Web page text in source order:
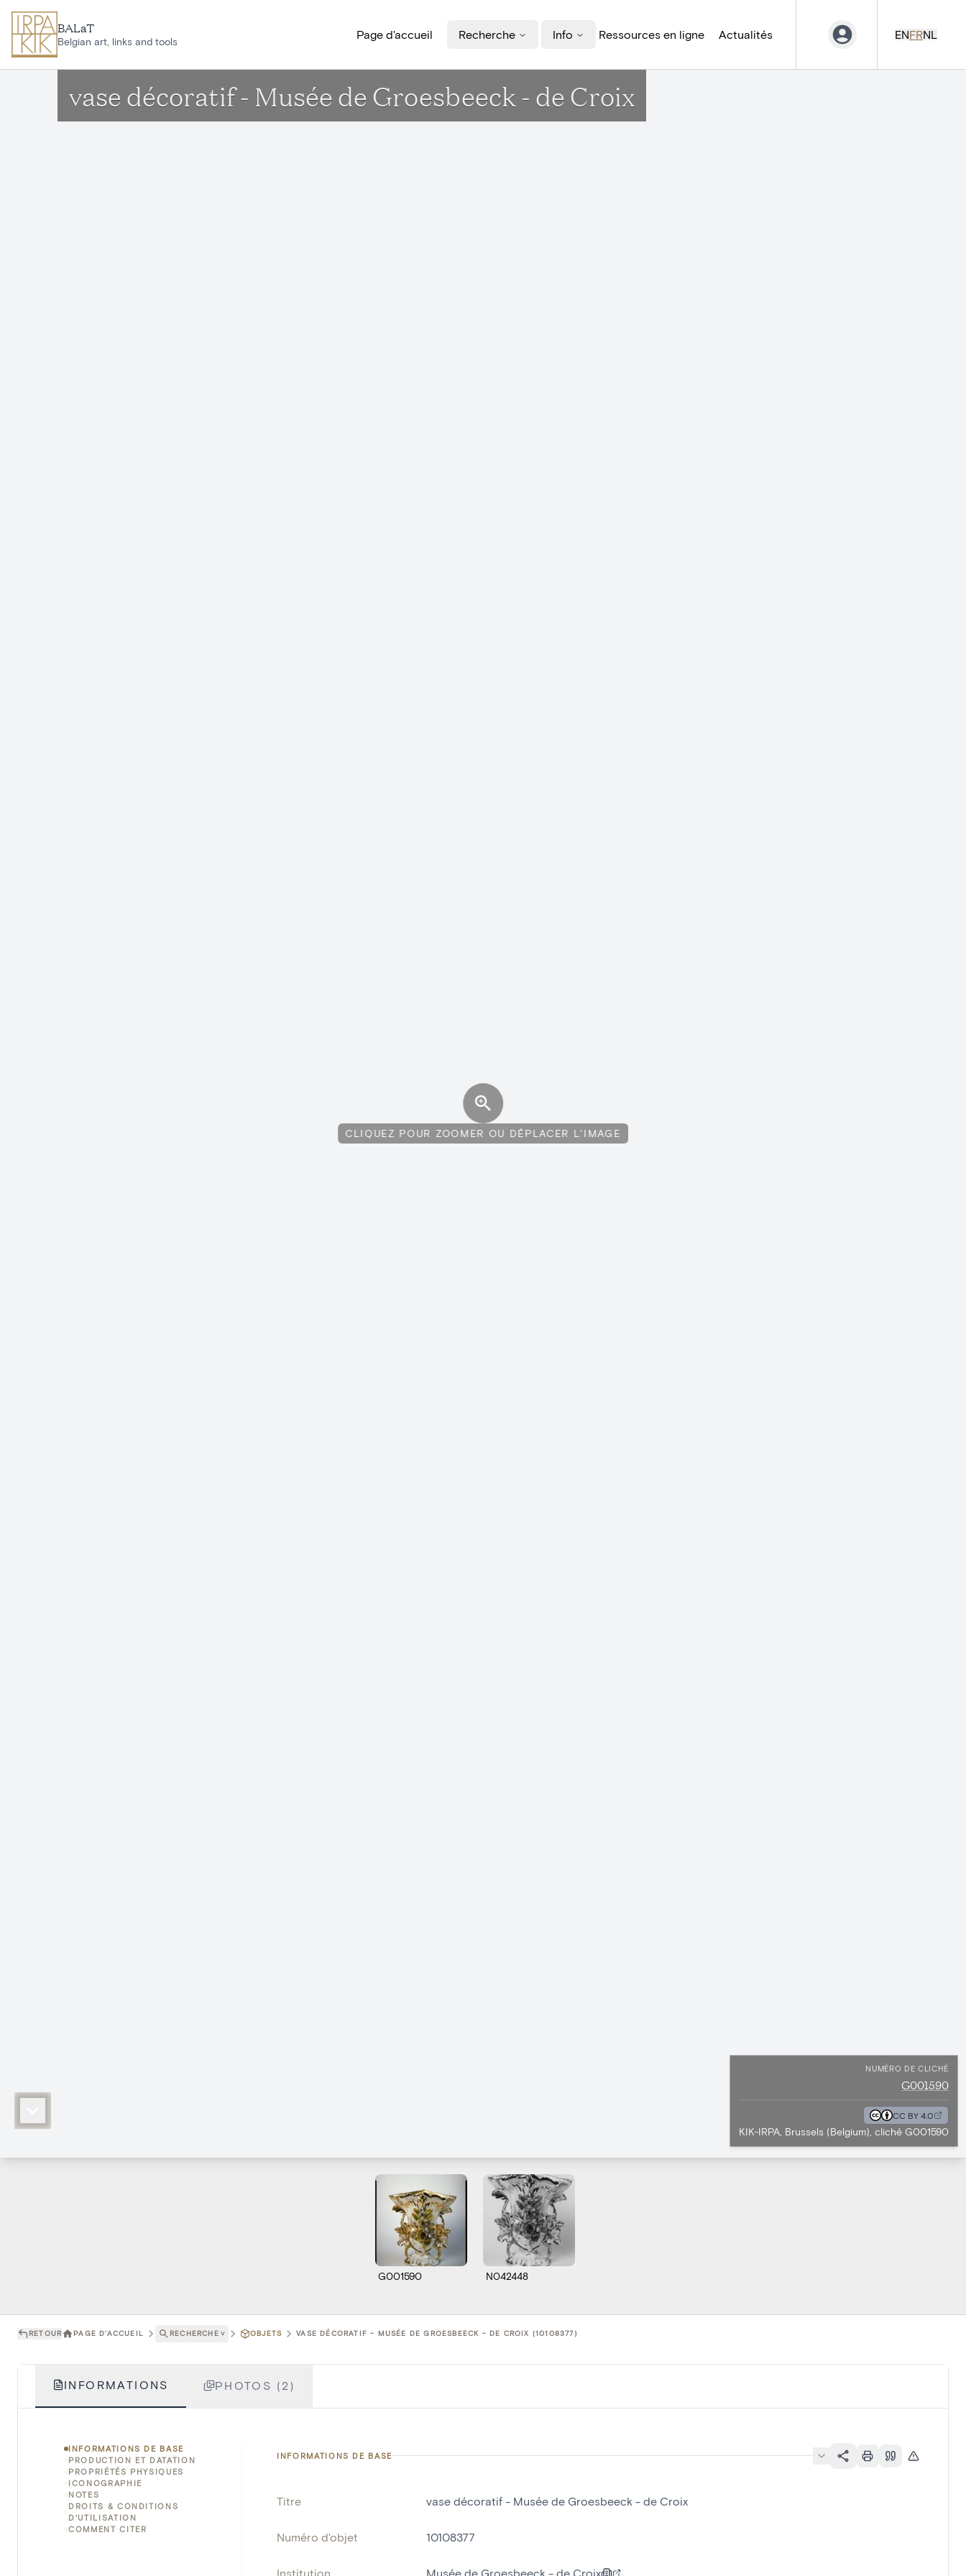
BALaT
Belgian art, links and tools
Page d'accueil Recherche Info Ressources en ligne Actualités ENFRNL
vase décoratif - Musée de Groesbeeck - de Croix
CLIQUEZ POUR ZOOMER OU DÉPLACER L'IMAGE
NUMÉRO DE CLICHÉ
G001590
CC BY 4.0
KIK-IRPA, Brussels (Belgium), cliché G001590
G001590 N042448
RETOUR PAGE D'ACCUEIL RECHERCHE ˅ OBJETS VASE DÉCORATIF - MUSÉE DE GROESBEECK - DE CROIX (10108377)
INFORMATIONS PHOTOS (2)
INFORMATIONS DE BASE
PRODUCTION ET DATATION
PROPRIÉTÉS PHYSIQUES
ICONOGRAPHIE
NOTES
DROITS & CONDITIONS
D'UTILISATION
COMMENT CITER
INFORMATIONS DE BASE
Titre vase décoratif - Musée de Groesbeeck - de Croix
Numéro d'objet 10108377
Institution Musée de Groesbeeck - de Croix